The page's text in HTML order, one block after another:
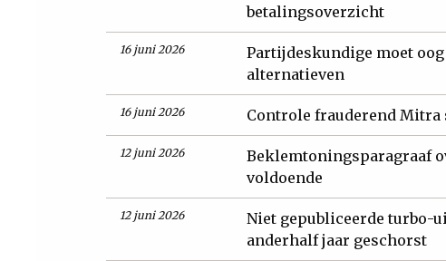
betalingsoverzicht
16 juni 2026
Partijdeskundige moet oog
alternatieven
16 juni 2026 Controle frauderend
12 juni 2026
Beklemtoningsparagraaf
voldoende
12 juni 2026
Niet gepubliceerde turbo-
anderhalf jaar geschorst